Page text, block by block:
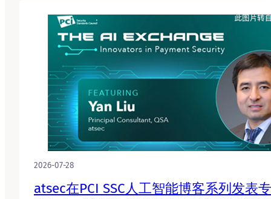
2026-07-28
atsec在PCI SSC人工智能博客系列发表